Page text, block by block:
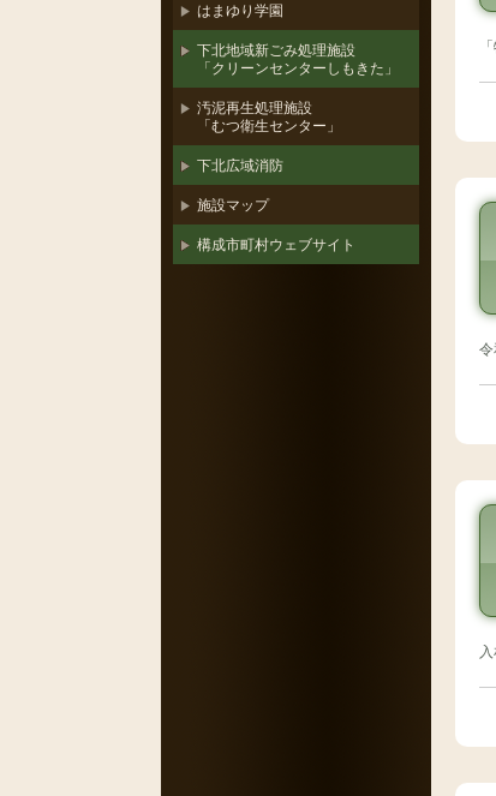
はまゆり学園
下北地域新ごみ処理施設
「クリーンセンターしもきた」
汚泥再生処理施設
「むつ衛生センター」
下北広域消防
施設マップ
構成市町村ウェブサイト